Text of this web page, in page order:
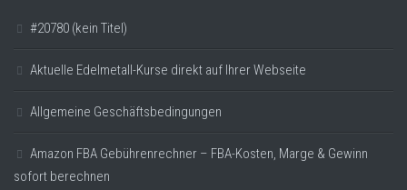
#20780 (kein Titel)
Aktuelle Edelmetall-Kurse direkt auf Ihrer Webseite
Allgemeine Geschäftsbedingungen
Amazon FBA Gebührenrechner – FBA-Kosten, Marge & Gewinn
sofort berechnen